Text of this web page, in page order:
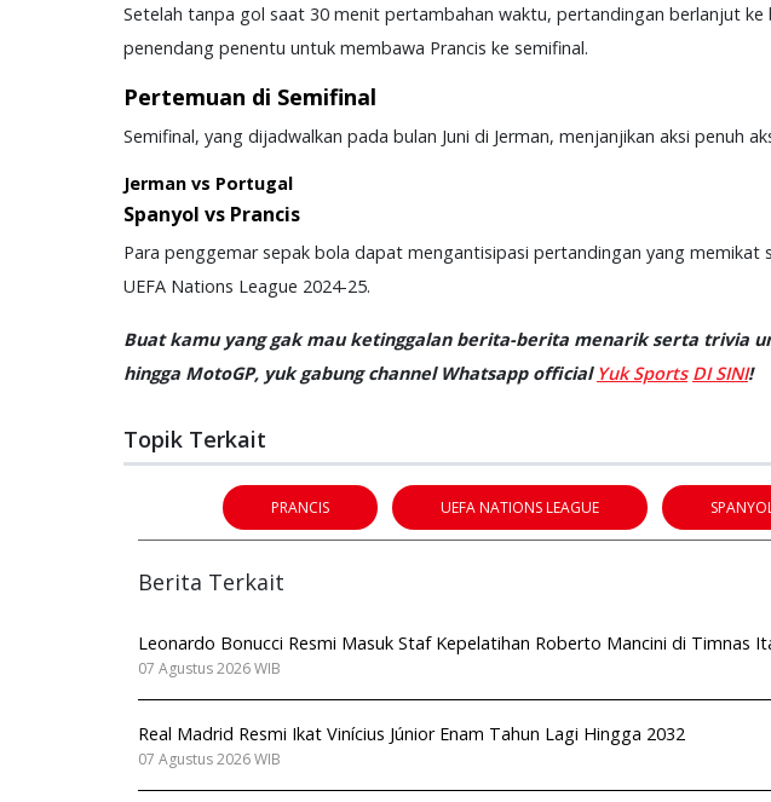
Setelah tanpa gol saat 30 menit pertambahan waktu, pertandingan berlanjut
penendang penentu untuk membawa Prancis ke semifinal.
Pertemuan di Semifinal
Semifinal, yang dijadwalkan pada bulan Juni di Jerman, menjanjikan aksi penuh
Jerman vs Portugal
Spanyol vs Prancis
Para penggemar sepak bola dapat mengantisipasi pertandingan yang
UEFA Nations League 2024-25.
Buat kamu yang gak mau ketinggalan berita-berita menarik serta trivia
hingga MotoGP, yuk gabung channel Whatsapp official Yuk Sports DI SINI!
Topik Terkait
PRANCIS UEFA NATIONS LEAGUE
Berita Terkait
Leonardo Bonucci Resmi Masuk Staf Kepelatihan Roberto Mancini di Timnas
07 Agustus 2026 WIB
Real Madrid Resmi Ikat Vinícius Júnior Enam Tahun Lagi Hingga 2032
07 Agustus 2026 WIB